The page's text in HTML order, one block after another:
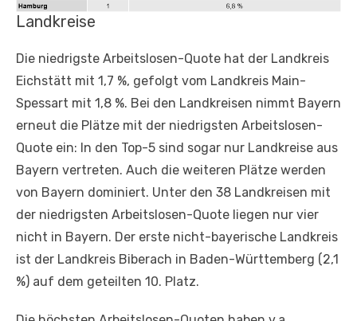
Landkreise
Die niedrigste Arbeitslosen-Quote hat der Landkreis
Eichstätt mit 1,7 %, gefolgt vom Landkreis Main-
Spessart mit 1,8 %. Bei den Landkreisen nimmt Bayern
erneut die Plätze mit der niedrigsten Arbeitslosen-
Quote ein: In den Top-5 sind sogar nur Landkreise aus
Bayern vertreten. Auch die weiteren Plätze werden
von Bayern dominiert. Unter den 38 Landkreisen mit
der niedrigsten Arbeitslosen-Quote liegen nur vier
nicht in Bayern. Der erste nicht-bayerische Landkreis
ist der Landkreis Biberach in Baden-Württemberg (2,1
%) auf dem geteilten 10. Platz.